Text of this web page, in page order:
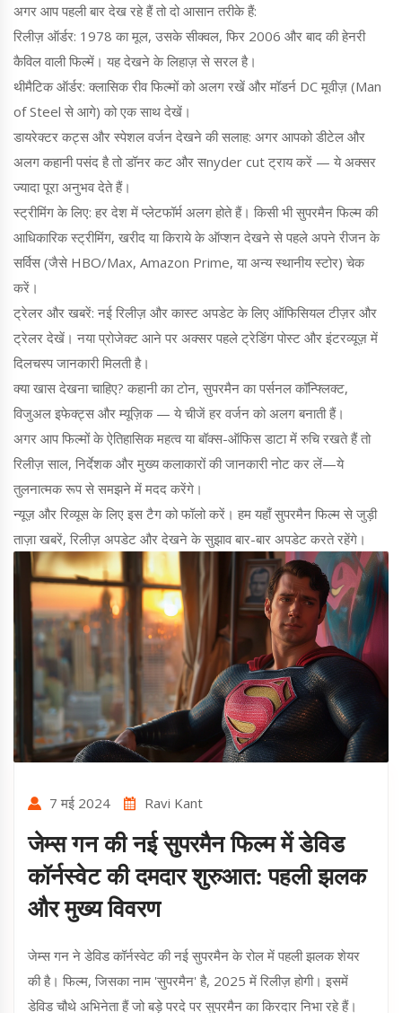
अगर आप पहली बार देख रहे हैं तो दो आसान तरीके हैं:
रिलीज़ ऑर्डर: 1978 का मूल, उसके सीक्वल, फिर 2006 और बाद की हेनरी
कैविल वाली फिल्में। यह देखने के लिहाज़ से सरल है।
थीमैटिक ऑर्डर: क्लासिक रीव फिल्मों को अलग रखें और मॉडर्न DC मूवीज़ (Man
of Steel से आगे) को एक साथ देखें।
डायरेक्टर कट्स और स्पेशल वर्जन देखने की सलाह: अगर आपको डीटेल और
अलग कहानी पसंद है तो डॉनर कट और सnyder cut ट्राय करें — ये अक्सर
ज्यादा पूरा अनुभव देते हैं।
स्ट्रीमिंग के लिए: हर देश में प्लेटफॉर्म अलग होते हैं। किसी भी सुपरमैन फिल्म की
आधिकारिक स्ट्रीमिंग, खरीद या किराये के ऑप्शन देखने से पहले अपने रीजन के
सर्विस (जैसे HBO/Max, Amazon Prime, या अन्य स्थानीय स्टोर) चेक
करें।
ट्रेलर और खबरें: नई रिलीज़ और कास्ट अपडेट के लिए ऑफिसियल टीज़र और
ट्रेलर देखें। नया प्रोजेक्ट आने पर अक्सर पहले ट्रेडिंग पोस्ट और इंटरव्यूज़ में
दिलचस्प जानकारी मिलती है।
क्या खास देखना चाहिए? कहानी का टोन, सुपरमैन का पर्सनल कॉन्फ्लिक्ट,
विजुअल इफेक्ट्स और म्यूज़िक — ये चीजें हर वर्जन को अलग बनाती हैं।
अगर आप फिल्मों के ऐतिहासिक महत्व या बॉक्स-ऑफिस डाटा में रुचि रखते हैं तो
रिलीज़ साल, निर्देशक और मुख्य कलाकारों की जानकारी नोट कर लें—ये
तुलनात्मक रूप से समझने में मदद करेंगे।
न्यूज़ और रिव्यूस के लिए इस टैग को फॉलो करें। हम यहाँ सुपरमैन फिल्म से जुड़ी
ताज़ा खबरें, रिलीज़ अपडेट और देखने के सुझाव बार-बार अपडेट करते रहेंगे।
7 मई 2024 Ravi Kant
जेम्स गन की नई सुपरमैन फिल्म में डेविड
कॉर्नस्वेट की दमदार शुरुआत: पहली झलक
और मुख्य विवरण
जेम्स गन ने डेविड कॉर्नस्वेट की नई सुपरमैन के रोल में पहली झलक शेयर
की है। फिल्म, जिसका नाम 'सुपरमैन' है, 2025 में रिलीज़ होगी। इसमें
डेविड चौथे अभिनेता हैं जो बड़े परदे पर सुपरमैन का किरदार निभा रहे हैं।